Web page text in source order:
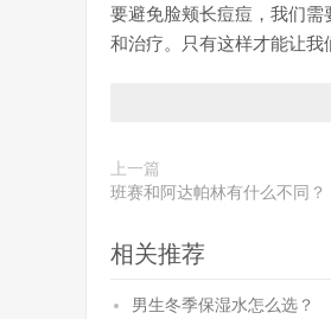
要避免脸颊长痘痘，我们
和治疗。只有这样才能让我
上一篇
班赛和阿达帕林有什么不同？
相关推荐
男生冬季保湿水怎么选？